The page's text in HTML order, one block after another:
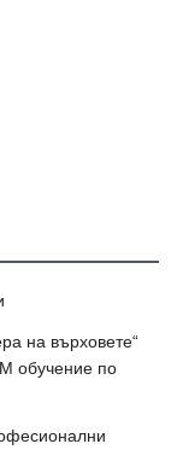
на върховете“
обучение по